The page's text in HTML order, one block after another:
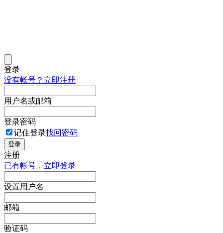
登录
没有帐号？立即注册
用户名或邮箱
登录密码
记住登录找回密码
登录
注册
已有帐号，立即登录
设置用户名
邮箱
验证码